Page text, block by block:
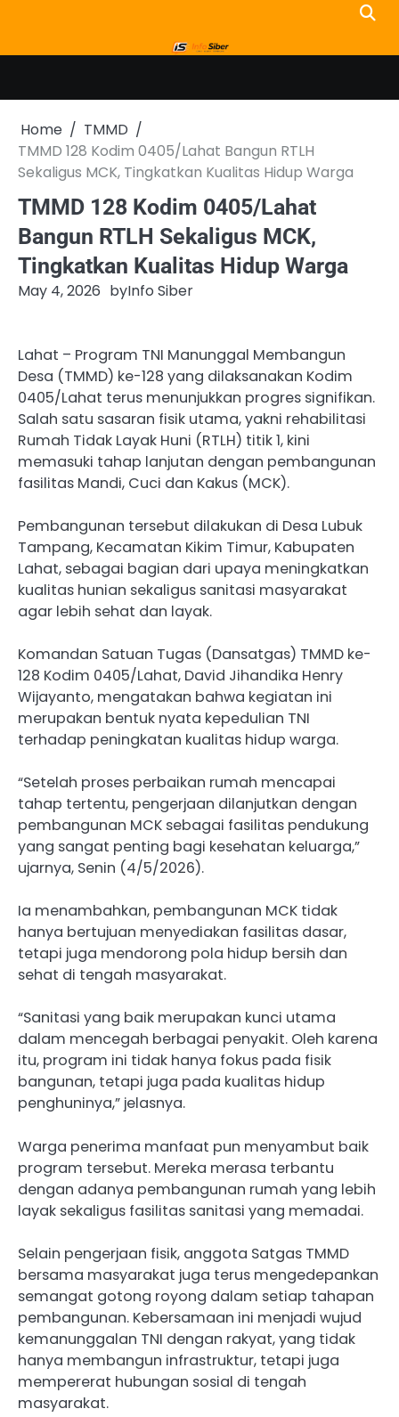
content
Home
TMMD
TMMD 128 Kodim 0405/Lahat Bangun RTLH
Sekaligus MCK, Tingkatkan Kualitas Hidup Warga
TMMD 128 Kodim 0405/Lahat
Bangun RTLH Sekaligus MCK,
Tingkatkan Kualitas Hidup Warga
May 4, 2026 byInfo Siber
Lahat – Program TNI Manunggal Membangun
Desa (TMMD) ke-128 yang dilaksanakan Kodim
0405/Lahat terus menunjukkan progres signifikan.
Salah satu sasaran fisik utama, yakni rehabilitasi
Rumah Tidak Layak Huni (RTLH) titik 1, kini
memasuki tahap lanjutan dengan pembangunan
fasilitas Mandi, Cuci dan Kakus (MCK).
Pembangunan tersebut dilakukan di Desa Lubuk
Tampang, Kecamatan Kikim Timur, Kabupaten
Lahat, sebagai bagian dari upaya meningkatkan
kualitas hunian sekaligus sanitasi masyarakat
agar lebih sehat dan layak.
Komandan Satuan Tugas (Dansatgas) TMMD ke-
128 Kodim 0405/Lahat, David Jihandika Henry
Wijayanto, mengatakan bahwa kegiatan ini
merupakan bentuk nyata kepedulian TNI
terhadap peningkatan kualitas hidup warga.
“Setelah proses perbaikan rumah mencapai
tahap tertentu, pengerjaan dilanjutkan dengan
pembangunan MCK sebagai fasilitas pendukung
yang sangat penting bagi kesehatan keluarga,”
ujarnya, Senin (4/5/2026).
Ia menambahkan, pembangunan MCK tidak
hanya bertujuan menyediakan fasilitas dasar,
tetapi juga mendorong pola hidup bersih dan
sehat di tengah masyarakat.
“Sanitasi yang baik merupakan kunci utama
dalam mencegah berbagai penyakit. Oleh karena
itu, program ini tidak hanya fokus pada fisik
bangunan, tetapi juga pada kualitas hidup
penghuninya,” jelasnya.
Warga penerima manfaat pun menyambut baik
program tersebut. Mereka merasa terbantu
dengan adanya pembangunan rumah yang lebih
layak sekaligus fasilitas sanitasi yang memadai.
Selain pengerjaan fisik, anggota Satgas TMMD
bersama masyarakat juga terus mengedepankan
semangat gotong royong dalam setiap tahapan
pembangunan. Kebersamaan ini menjadi wujud
kemanunggalan TNI dengan rakyat, yang tidak
hanya membangun infrastruktur, tetapi juga
mempererat hubungan sosial di tengah
masyarakat.